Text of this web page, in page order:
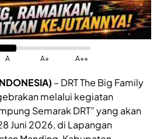
A A+ A++
– DRT The Big Family
melalui kegiatan
Semarak DRT” yang akan
Juni 2026, di Lapangan